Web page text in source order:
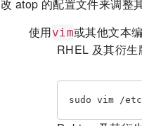
改 atop 的配置文件来调整
使用vim或其他文本
RHEL 及其衍
sudo vim /